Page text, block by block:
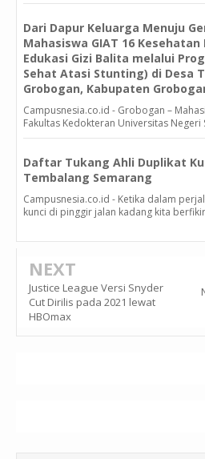
Dari Dapur Keluarga Menuju
Mahasiswa GIAT 16 Kesehatan
Edukasi Gizi Balita melalui
Sehat Atasi Stunting) di Desa
Grobogan, Kabupaten
Campusnesia.co.id - Grobogan –
Fakultas Kedokteran Universitas Negeri
Daftar Tukang Ahli Duplikat
Tembalang Semarang
Campusnesia.co.id - Ketika dalam
kunci di pinggir jalan kadang kita
NEXT
Justice League Versi Snyder
Cut Dirilis pada 2021 lewat
HBOmax